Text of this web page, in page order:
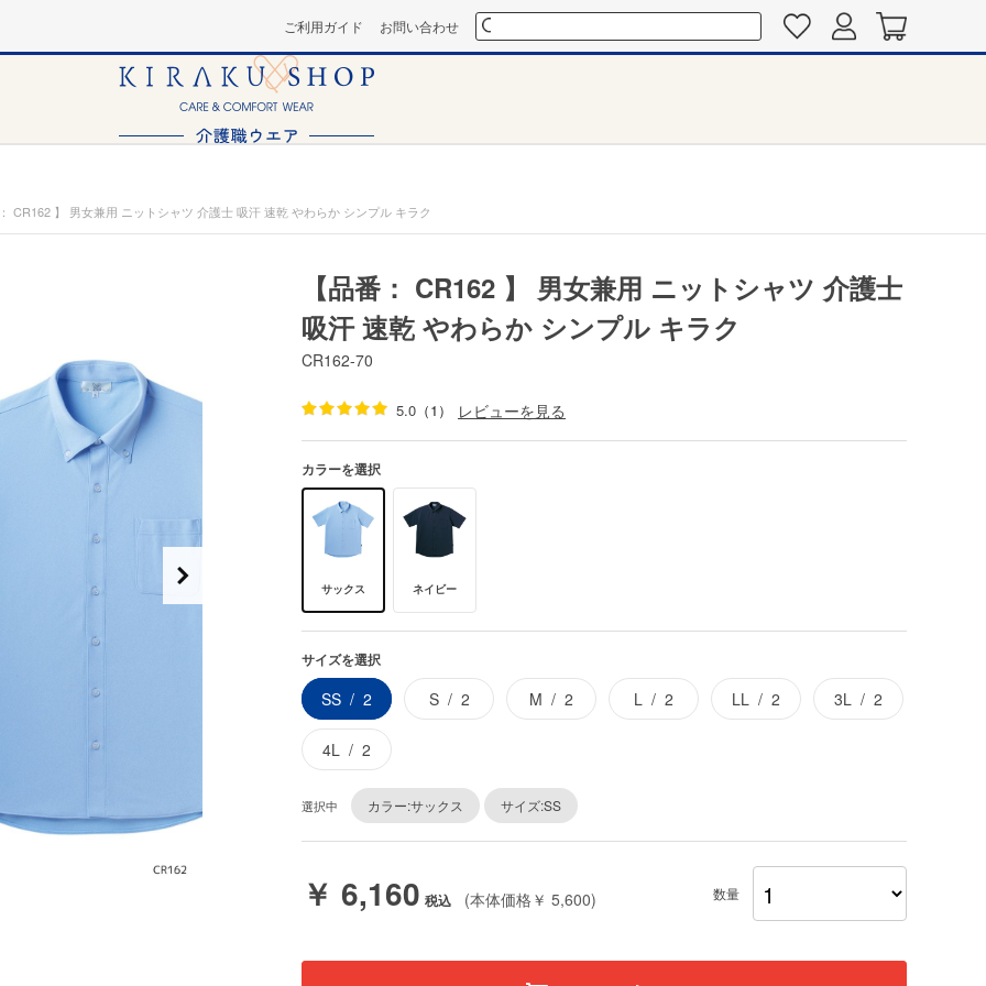
ご利用ガイド お問い合わせ
CR162 】 男女兼用 ニットシャツ 介護士 吸汗 速乾 やわらか シンプル キラク
【品番： CR162 】 男女兼用 ニットシャツ 介護士
吸汗 速乾 やわらか シンプル キラク
CR162-70
5.0 （1） レビューを見る
カラーを選択
サックス ネイビー
サイズを選択
SS 2 S 2 M 2 L 2 LL 2 3L 2
4L 2
選択中 カラー:サックス サイズ:SS
￥ 6,160 (本体価格￥ 5,600) 数量